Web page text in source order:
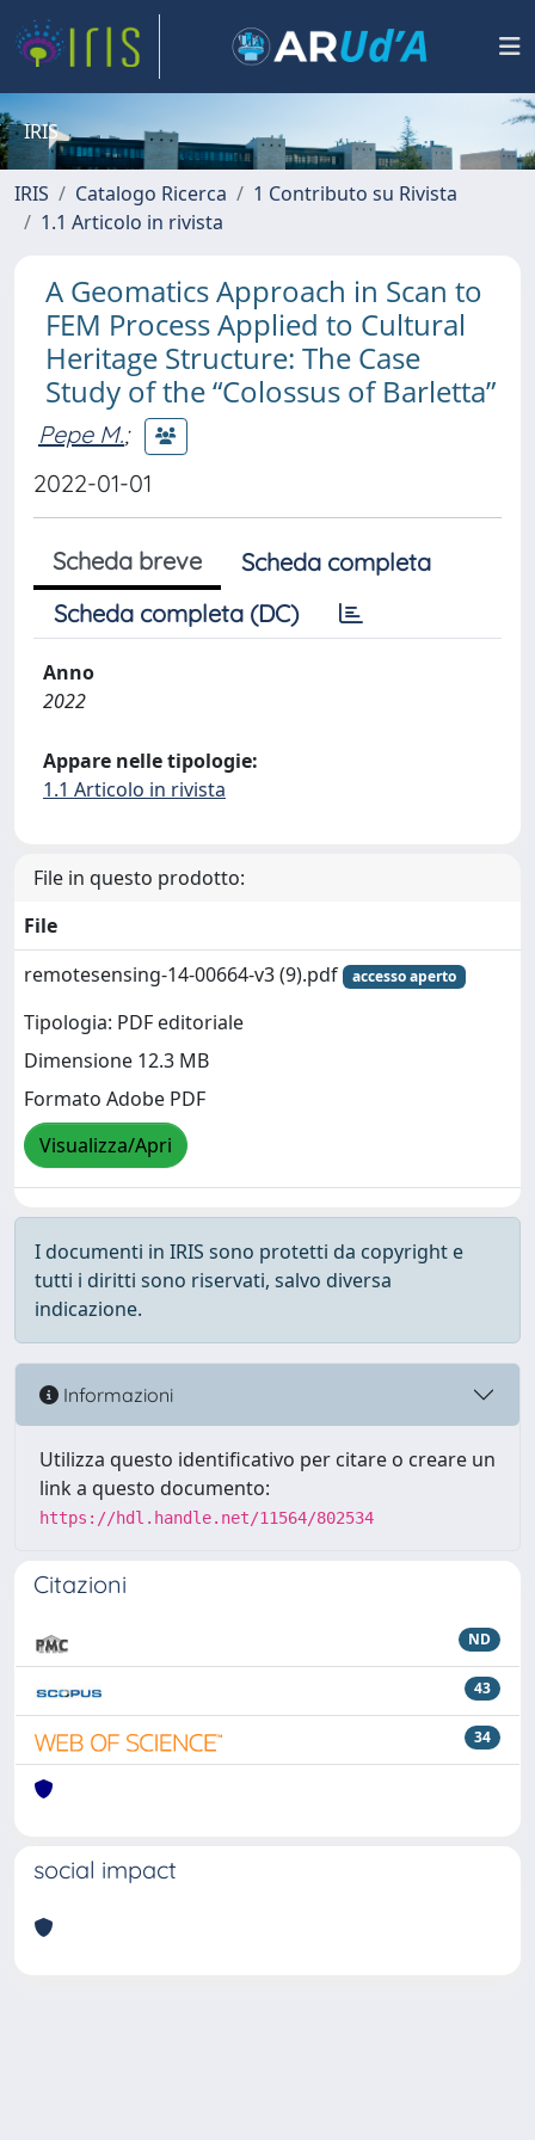
IRIS
IRIS Catalogo Ricerca
1 Contributo su Rivista
1.1 Articolo in rivista
A Geomatics Approach in Scan to
FEM Process Applied to Cultural
Heritage Structure: The Case
Study of the “Colossus of Barletta”
Pepe M.;
2022-01-01
Scheda breve
Scheda completa
Scheda completa (DC)
Anno
2022
Appare nelle tipologie:
1.1 Articolo in rivista
File in questo prodotto:
File
remotesensing-14-00664-v3 (9).pdf
accesso aperto
Tipologia: PDF editoriale
Dimensione 12.3 MB
Formato Adobe PDF
Visualizza/Apri
I documenti in IRIS sono protetti da copyright e
tutti i diritti sono riservati, salvo diversa
indicazione.
Informazioni
Utilizza questo identificativo per citare o creare un
link a questo documento:
https://hdl.handle.net/11564/802534
Citazioni
ND
43
34
social impact